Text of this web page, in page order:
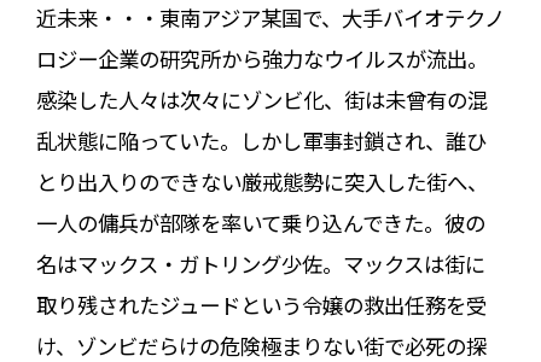
近未来・・・東南アジア某国で、大手バイオテクノ
ロジー企業の研究所から強力なウイルスが流出。
感染した人々は次々にゾンビ化、街は未曾有の混
乱状態に陥っていた。しかし軍事封鎖され、誰ひ
とり出入りのできない厳戒態勢に突入した街へ、
一人の傭兵が部隊を率いて乗り込んできた。彼の
名はマックス・ガトリング少佐。マックスは街に
取り残されたジュードという令嬢の救出任務を受
け、ゾンビだらけの危険極まりない街で必死の探